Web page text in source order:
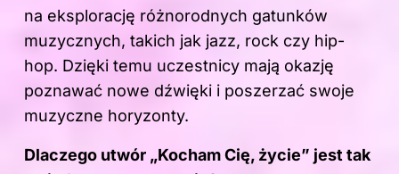
na eksplorację różnorodnych gatunków
muzycznych, takich jak jazz, rock czy hip-
hop. Dzięki temu uczestnicy mają okazję
poznawać nowe dźwięki i poszerzać swoje
muzyczne horyzonty.
Dlaczego utwór „Kocham Cię, życie” jest tak